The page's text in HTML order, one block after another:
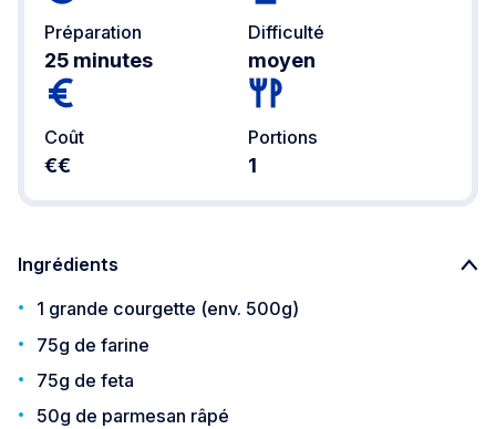
Préparation
25 minutes
Difficulté
moyen
Coût
€€
Portions
1
Ingrédients
1 grande courgette (env. 500g)
75g de farine
75g de feta
50g de parmesan râpé